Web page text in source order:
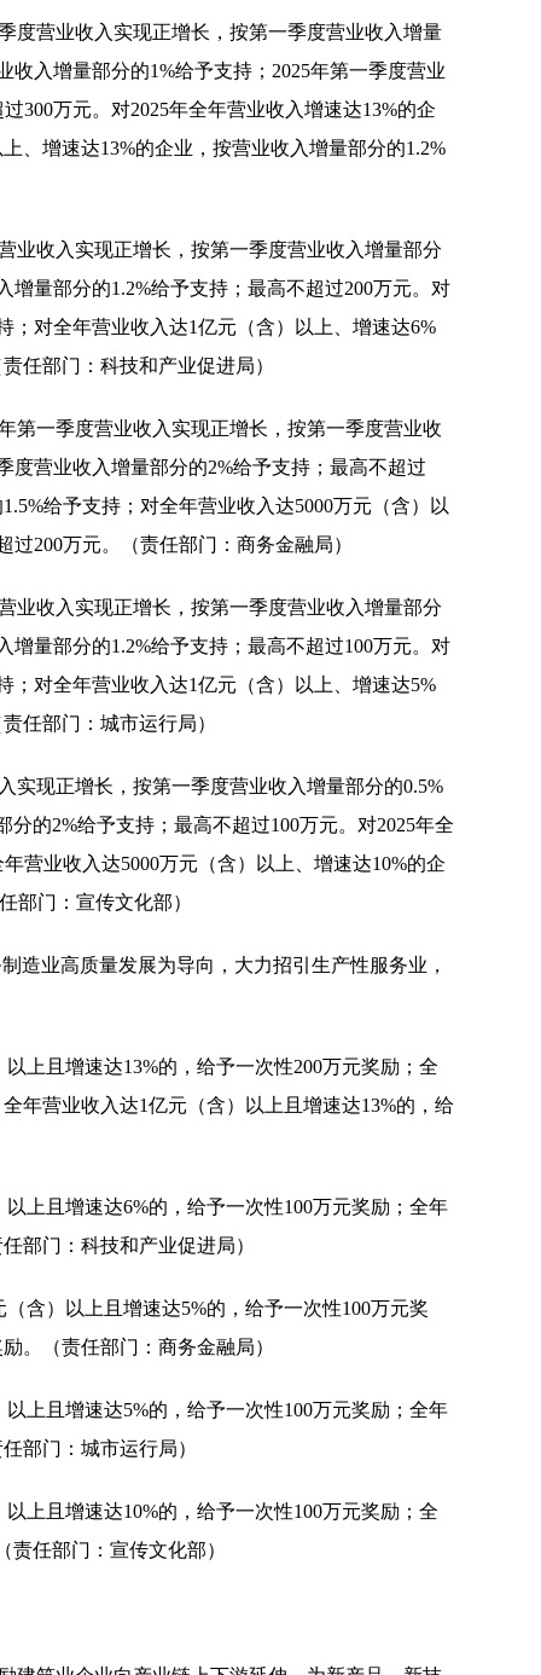
度营业收入实现正增长，按第一季度营业收入增量
收入增量部分的1%给予支持；2025年第一季度营业
300万元。对2025年全年营业收入增速达13%的企
、增速达13%的企业，按营业收入增量部分的1.2%
业收入实现正增长，按第一季度营业收入增量部分
增量部分的1.2%给予支持；最高不超过200万元。对
；对全年营业收入达1亿元（含）以上、增速达6%
任部门：科技和产业促进局）
第一季度营业收入实现正增长，按第一季度营业收
度营业收入增量部分的2%给予支持；最高不超过
给予支持；对全年营业收入达5000万元（含）以
200万元。（责任部门：商务金融局）
业收入实现正增长，按第一季度营业收入增量部分
增量部分的1.2%给予支持；最高不超过100万元。对
；对全年营业收入达1亿元（含）以上、增速达5%
任部门：城市运行局）
实现正增长，按第一季度营业收入增量部分的0.5%
的2%给予支持；最高不超过100万元。对2025年全
营业收入达5000万元（含）以上、增速达10%的企
部门：宣传文化部）
造业高质量发展为导向，大力招引生产性服务业，
上且增速达13%的，给予一次性200万元奖励；全
年营业收入达1亿元（含）以上且增速达13%的，给
上且增速达6%的，给予一次性100万元奖励；全年
部门：科技和产业促进局）
含）以上且增速达5%的，给予一次性100万元奖
。（责任部门：商务金融局）
上且增速达5%的，给予一次性100万元奖励；全年
部门：城市运行局）
上且增速达10%的，给予一次性100万元奖励；全
任部门：宣传文化部）